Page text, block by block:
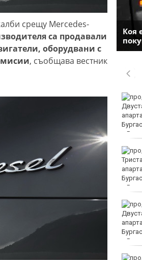
срещу Mercedes-
са продавали
оборудвани с
, съобщава вестник
Коя
Убитият мъж на
Кола се преобърна по
таван на тротоар
в които цените ще се
изписват в лева и в
евро по закон